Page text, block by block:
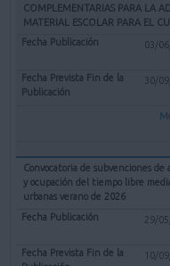
COMPLEMENTARIAS PARA LA
MATERIAL ESCOLAR PARA EL
03/
30/
Convocatoria de subvenciones de
y ocupación del tiempo libre
urbanas verano de 2026
29/
10/